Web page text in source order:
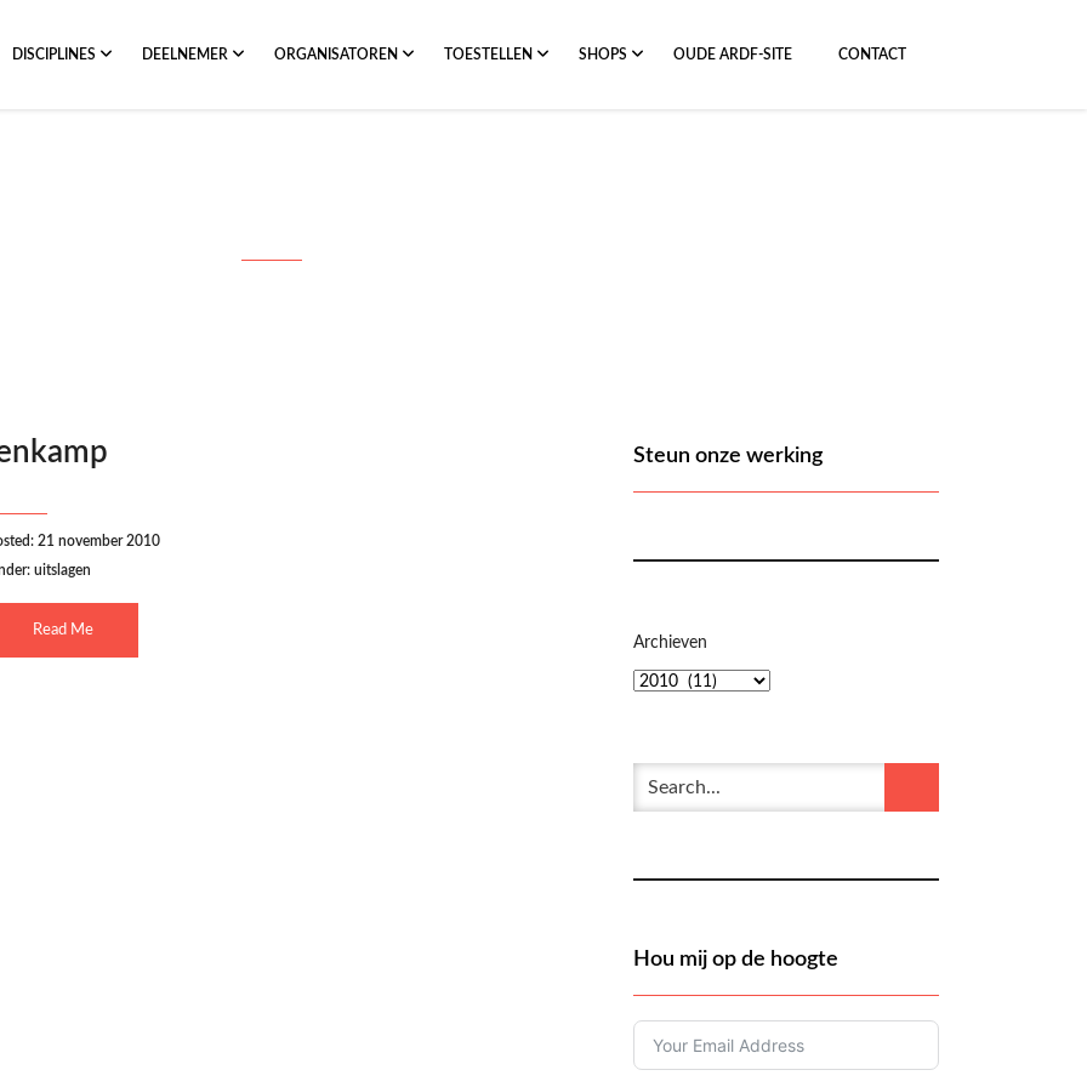
DISCIPLINES DEELNEMER ORGANISATOREN TOESTELLEN SHOPS OUDE ARDF-SITE CONTACT
21 november 2010
uitslagen
Read Me
Steun onze werking
Archieven
Hou mij op de hoogte